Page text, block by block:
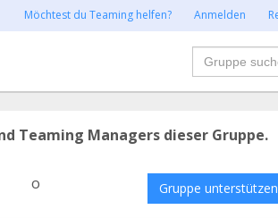
Möchtest du Teaming helfen? Anmelden
Suche
Teaming Managers dieser Gruppe.
o Gruppe unterstützen